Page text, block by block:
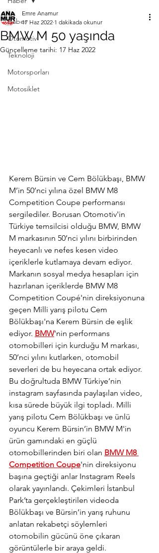
Haber
Otomotiv
Teknoloji
Motorsporları
Motosiklet
BMW M 50 yaşında
Emre Anamur
17 Haz 2022 1 dakikada okunur
Güncelleme tarihi: 17 Haz 2022
Kerem Bürsin ve Cem Bölükbaşı, BMW
M’in 50’nci yılına özel BMW M8
Competition Coupe performansı
sergilediler. Borusan Otomotiv'in
Türkiye temsilcisi olduğu BMW, BMW
M markasının 50’nci yılını birbirinden
heyecanlı ve nefes kesen video
içeriklerle kutlamaya devam ediyor.
Markanın sosyal medya hesapları için
hazırlanan içeriklerde BMW M8
Competition Coupé'nin direksiyonuna
geçen Milli yarış pilotu Cem
Bölükbaşı'na Kerem Bürsin de eşlik
ediyor. BMW'nin performans
otomobilleri için kurduğu M markası,
50’nci yılını kutlarken, otomobil
severleri de bu heyecana ortak ediyor.
Bu doğrultuda BMW Türkiye’nin
instagram sayfasında paylaşılan video,
kısa sürede büyük ilgi topladı. Milli
yarış pilotu Cem Bölükbaşı ve ünlü
oyuncu Kerem Bürsin’in BMW M'in
ürün gamındaki en güçlü
otomobillerinden biri olan BMW M8
Competition Coupe'nin direksiyonu
başına geçtiği anlar Instagram Reels
olarak yayınlandı. Çekimleri İstanbul
Park’ta gerçekleştirilen videoda
Bölükbaşı ve Bürsin’in yarış ruhunu
anlatan rekabetçi söylemleri
otomobilin gücünü öne çıkaran
görüntülerle bir araya geldi.